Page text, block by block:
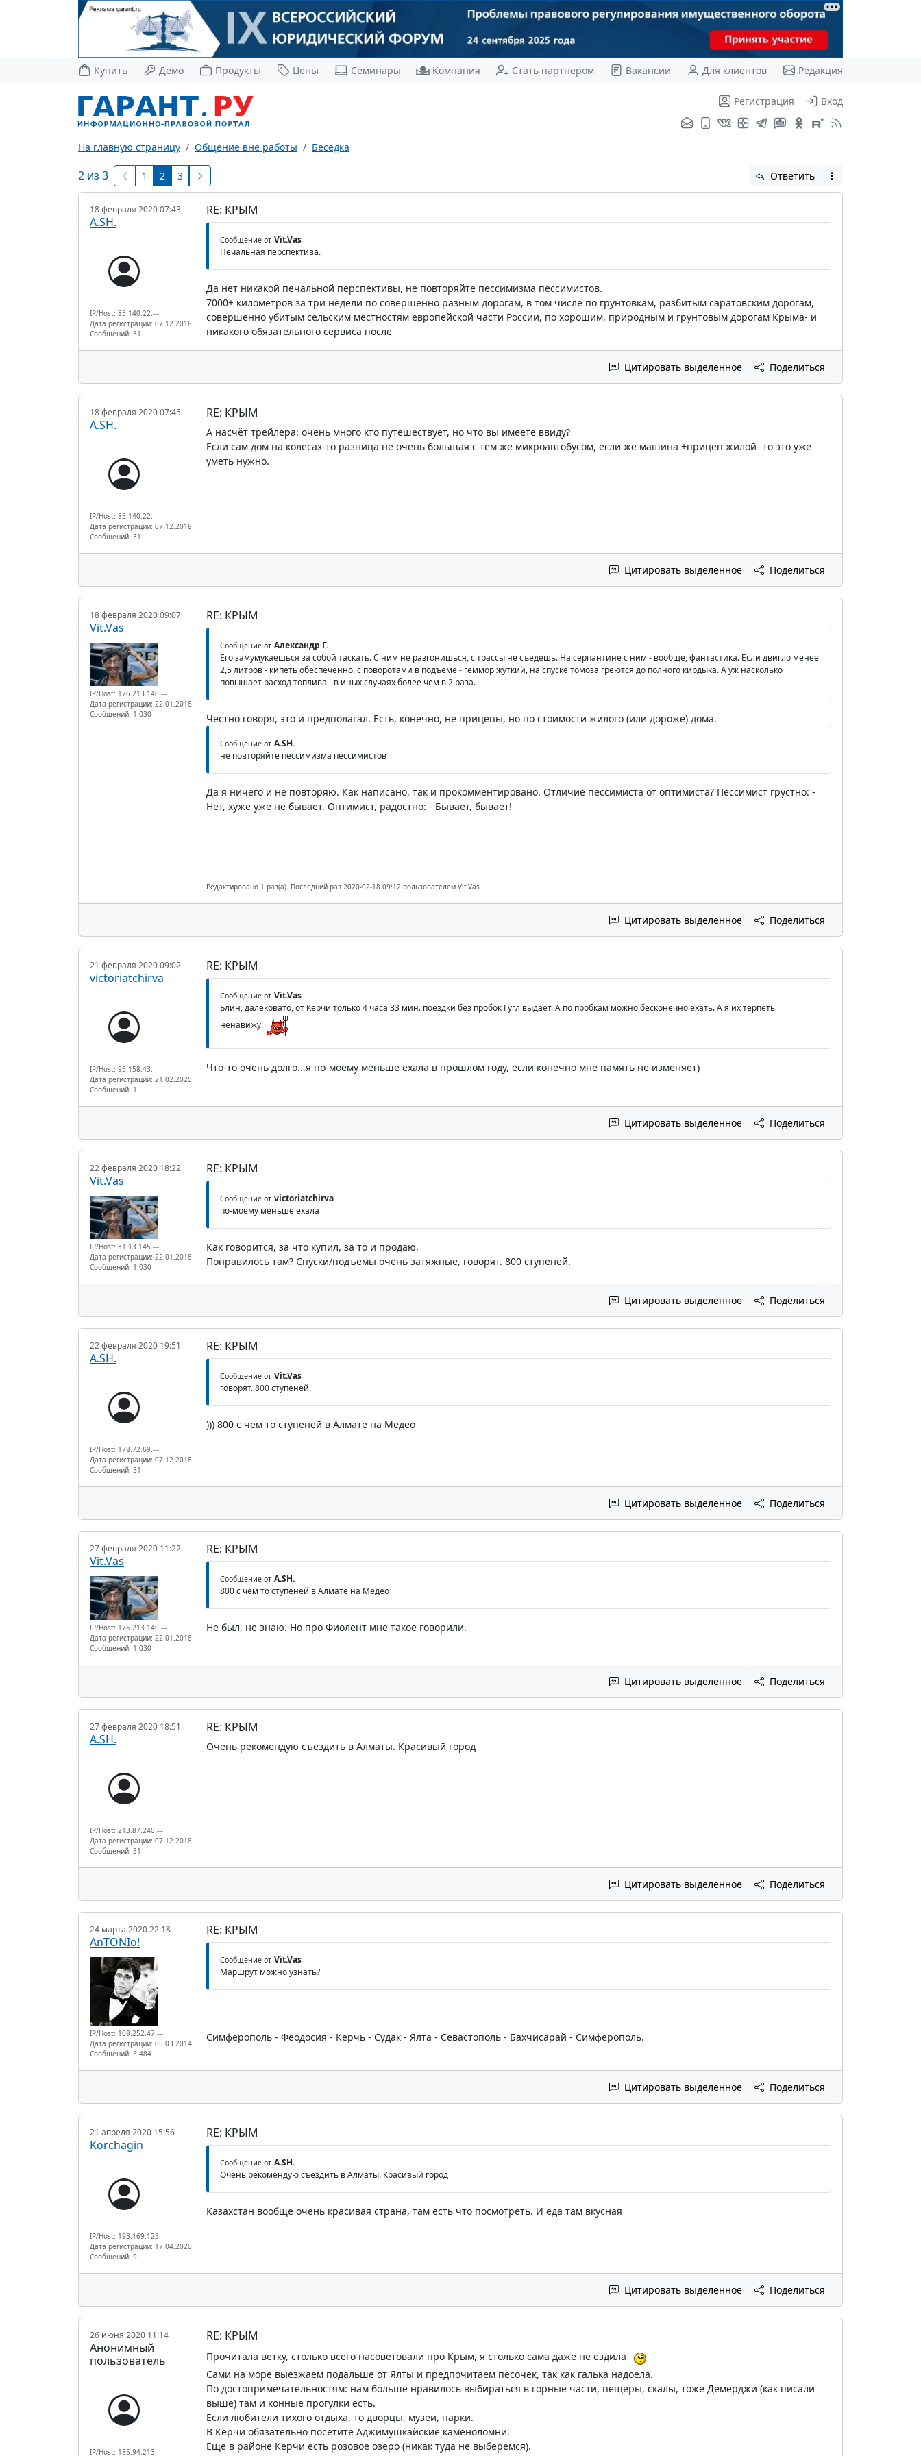
Купить Демо Продукты Цены Семинары Компания Стать партнером Вакансии Для клиентов Редакция
Регистрация Вход
На главную страницу Общение вне работы Беседка
2 из 3 1 2 3 Ответить
18 февраля 2020 07:43
A.SH.
IP/Host: 85.140.22.---
Дата регистрации: 07.12.2018
Сообщений: 31
RE: КРЫМ
Сообщение от Vit.Vas
Печальная перспектива.
Да нет никакой печальной перспективы, не повторяйте пессимизма пессимистов.
7000+ километров за три недели по совершенно разным дорогам, в том числе по грунтовкам, разбитым саратовским дорогам,
совершенно убитым сельским местностям европейской части России, по хорошим, природным и грунтовым дорогам Крыма- и
никакого обязательного сервиса после
Цитировать выделенное Поделиться
18 февраля 2020 07:45
A.SH.
IP/Host: 85.140.22.---
Дата регистрации: 07.12.2018
Сообщений: 31
RE: КРЫМ
А насчёт трейлера: очень много кто путешествует, но что вы имеете ввиду?
Если сам дом на колесах-то разница не очень большая с тем же микроавтобусом, если же машина +прицеп жилой- то это уже
уметь нужно.
Цитировать выделенное Поделиться
18 февраля 2020 09:07
Vit.Vas
IP/Host: 176.213.140.---
Дата регистрации: 22.01.2018
Сообщений: 1 030
RE: КРЫМ
Сообщение от Александр Г.
Его замумукаешься за собой таскать. С ним не разгонишься, с трассы не съедешь. На серпантине с ним - вообще, фантастика. Если двигло менее
2,5 литров - кипеть обеспеченно, с поворотами в подъеме - геммор жуткий, на спуске томоза греются до полного кирдыка. А уж насколько
повышает расход топлива - в иных случаях более чем в 2 раза.
Честно говоря, это и предполагал. Есть, конечно, не прицепы, но по стоимости жилого (или дороже) дома.
Сообщение от A.SH.
не повторяйте пессимизма пессимистов
Да я ничего и не повторяю. Как написано, так и прокомментировано. Отличие пессимиста от оптимиста? Пессимист грустно: -
Нет, хуже уже не бывает. Оптимист, радостно: - Бывает, бывает!
Редактировано 1 раз(а). Последний раз 2020-02-18 09:12 пользователем Vit.Vas.
Цитировать выделенное Поделиться
21 февраля 2020 09:02
victoriatchirva
IP/Host: 95.158.43.---
Дата регистрации: 21.02.2020
Сообщений: 1
RE: КРЫМ
Сообщение от Vit.Vas
Блин, далековато, от Керчи только 4 часа 33 мин. поездки без пробок Гугл выдает. А по пробкам можно бесконечно ехать. А я их терпеть
ненавижу!
Что-то очень долго...я по-моему меньше ехала в прошлом году, если конечно мне память не изменяет)
Цитировать выделенное Поделиться
22 февраля 2020 18:22
Vit.Vas
IP/Host: 31.13.145.---
Дата регистрации: 22.01.2018
Сообщений: 1 030
RE: КРЫМ
Сообщение от victoriatchirva
по-моему меньше ехала
Как говорится, за что купил, за то и продаю.
Понравилось там? Спуски/подъемы очень затяжные, говорят. 800 ступеней.
Цитировать выделенное Поделиться
22 февраля 2020 19:51
A.SH.
IP/Host: 178.72.69.---
Дата регистрации: 07.12.2018
Сообщений: 31
RE: КРЫМ
Сообщение от Vit.Vas
говорят. 800 ступеней.
))) 800 с чем то ступеней в Алмате на Медео
Цитировать выделенное Поделиться
27 февраля 2020 11:22
Vit.Vas
IP/Host: 176.213.140.---
Дата регистрации: 22.01.2018
Сообщений: 1 030
RE: КРЫМ
Сообщение от A.SH.
800 с чем то ступеней в Алмате на Медео
Не был, не знаю. Но про Фиолент мне такое говорили.
Цитировать выделенное Поделиться
27 февраля 2020 18:51
A.SH.
IP/Host: 213.87.240.---
Дата регистрации: 07.12.2018
Сообщений: 31
RE: КРЫМ
Очень рекомендую съездить в Алматы. Красивый город
Цитировать выделенное Поделиться
24 марта 2020 22:18
AnTONIo!
IP/Host: 109.252.47.---
Дата регистрации: 05.03.2014
Сообщений: 5 484
RE: КРЫМ
Сообщение от Vit.Vas
Маршрут можно узнать?
Симферополь - Феодосия - Керчь - Судак - Ялта - Севастополь - Бахчисарай - Симферополь.
Цитировать выделенное Поделиться
21 апреля 2020 15:56
Korchagin
IP/Host: 193.169.125.---
Дата регистрации: 17.04.2020
Сообщений: 9
RE: КРЫМ
Сообщение от A.SH.
Очень рекомендую съездить в Алматы. Красивый город
Казахстан вообще очень красивая страна, там есть что посмотреть. И еда там вкусная
Цитировать выделенное Поделиться
26 июня 2020 11:14
Анонимный
пользователь
IP/Host: 185.94.213.---
RE: КРЫМ
Прочитала ветку, столько всего насоветовали про Крым, я столько сама даже не ездила
Сами на море выезжаем подальше от Ялты и предпочитаем песочек, так как галька надоела.
По достопримечательностям: нам больше нравилось выбираться в горные части, пещеры, скалы, тоже Демерджи (как писали
выше) там и конные прогулки есть.
Если любители тихого отдыха, то дворцы, музеи, парки.
В Керчи обязательно посетите Аджимушкайские каменоломни.
Еще в районе Керчи есть розовое озеро (никак туда не выберемся).